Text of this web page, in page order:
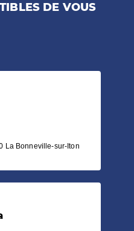
DE VOUS
La Bonneville-sur-Iton